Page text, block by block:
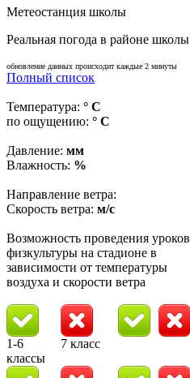
Метеостанция школы
Реальная погода в районе школы
обновление данных происходит каждые 2 минуты
Полный список
Температура: ° C
по ощущению: ° C
Давление: мм
Влажность: %
Направление ветра:
Скорость ветра: м/с
Возможность проведения уроков
физкультуры на стадионе в
зависимости от температуры
воздуха и скорости ветра
1-6
классы
7 класс